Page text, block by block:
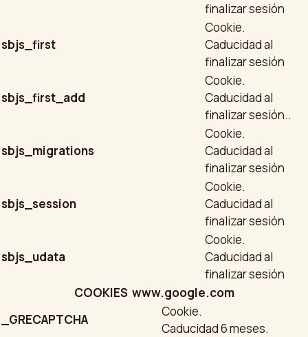
finalizar sesión
sbjs_first
Cookie.
Caducidad al
finalizar sesión
sbjs_first_add
Cookie.
Caducidad al
finalizar sesión..
sbjs_migrations
Cookie.
Caducidad al
finalizar sesión
sbjs_session
Cookie.
Caducidad al
finalizar sesión
sbjs_udata
Cookie.
Caducidad al
finalizar sesión
COOKIES www.google.com
_GRECAPTCHA
Cookie.
Caducidad 6 meses.